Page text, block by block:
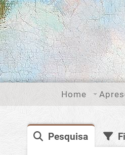
Home
Pesquisa